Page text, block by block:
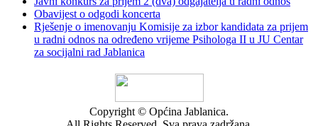
Obavijest o odgodi koncerta
Rješenje o imenovanju Komisije za izbor kandidata za prijem
u radni odnos na određeno vrijeme Psihologa II u JU Centar
za socijalni rad Jablanica
Copyright © Općina Jablanica.